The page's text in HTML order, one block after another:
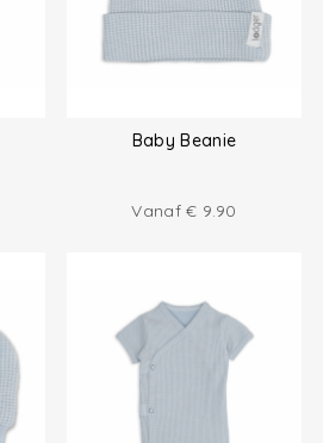
Baby Beanie
Vanaf€ 9.90